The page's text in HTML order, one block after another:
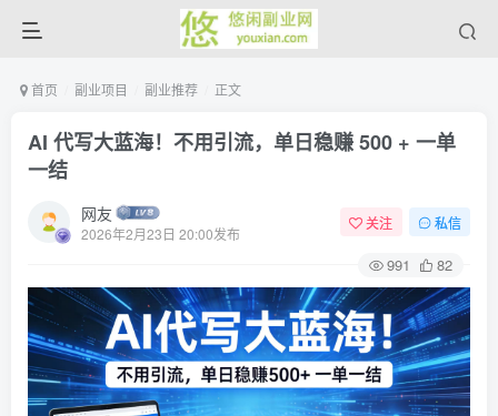
首页 副业项目 副业推荐 正文
AI 代写大蓝海！不用引流，单日稳赚 500 + 一单
一结
网友
2026年2月23日 20:00发布
关注 私信
991 82